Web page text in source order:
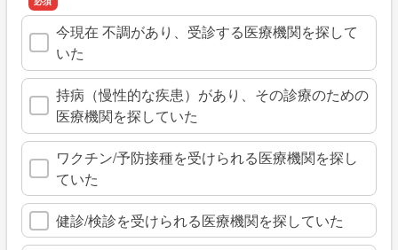
今現在 不調があり、受診する医療機関を探して
いた
持病（慢性的な疾患）があり、その診療のための
医療機関を探していた
ワクチン/予防接種を受けられる医療機関を探し
ていた
健診/検診を受けられる医療機関を探していた